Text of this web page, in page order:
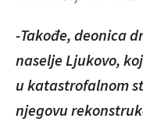
-Takođe, deonica
naselje Ljukovo,
u katastrofalnom
njegovu